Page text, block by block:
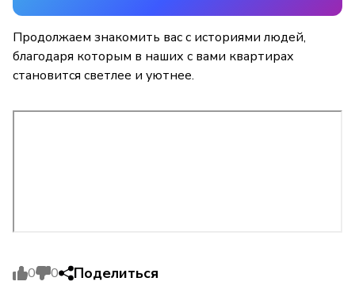
Продолжаем знакомить вас с историями людей,
благодаря которым в наших с вами квартирах
становится светлее и уютнее.
0 0 Поделиться